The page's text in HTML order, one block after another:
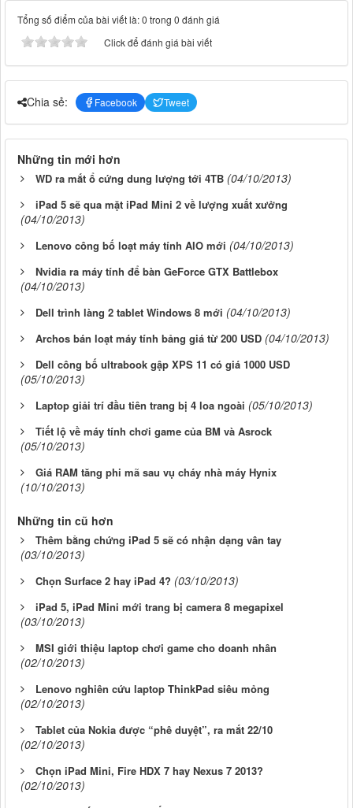
Tổng số điểm của bài viết là: 0 trong 0 đánh giá
Click để đánh giá bài viết
Chia sẻ: Facebook Tweet
Những tin mới hơn
WD ra mắt ổ cứng dung lượng tới 4TB (04/10/2013)
iPad 5 sẽ qua mặt iPad Mini 2 về lượng xuất xưởng
(04/10/2013)
Lenovo công bố loạt máy tính AIO mới (04/10/2013)
Nvidia ra máy tính để bàn GeForce GTX Battlebox
(04/10/2013)
Dell trình làng 2 tablet Windows 8 mới (04/10/2013)
Archos bán loạt máy tính bảng giá từ 200 USD (04/10/2013)
Dell công bố ultrabook gập XPS 11 có giá 1000 USD
(05/10/2013)
Laptop giải trí đầu tiên trang bị 4 loa ngoài (05/10/2013)
Tiết lộ về máy tính chơi game của BM và Asrock
(05/10/2013)
Giá RAM tăng phi mã sau vụ cháy nhà máy Hynix
(10/10/2013)
Những tin cũ hơn
Thêm bằng chứng iPad 5 sẽ có nhận dạng vân tay
(03/10/2013)
Chọn Surface 2 hay iPad 4? (03/10/2013)
iPad 5, iPad Mini mới trang bị camera 8 megapixel
(03/10/2013)
MSI giới thiệu laptop chơi game cho doanh nhân
(02/10/2013)
Lenovo nghiên cứu laptop ThinkPad siêu mỏng
(02/10/2013)
Tablet của Nokia được “phê duyệt”, ra mắt 22/10
(02/10/2013)
Chọn iPad Mini, Fire HDX 7 hay Nexus 7 2013?
(02/10/2013)